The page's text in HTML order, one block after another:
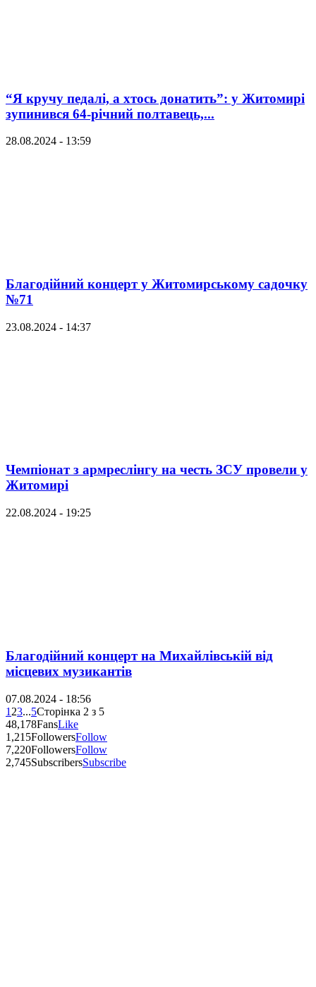
“Я кручу педалі, а хтось донатить”: у Житомирі
зупинився 64-річний полтавець,...
28.08.2024 - 13:59
Благодійний концерт у Житомирському садочку
№71
23.08.2024 - 14:37
Чемпіонат з армреслінгу на честь ЗСУ провели у
Житомирі
22.08.2024 - 19:25
Благодійний концерт на Михайлівській від
місцевих музикантів
07.08.2024 - 18:56
1 23...5Сторінка 2 з 5
48,178FansLike
1,215FollowersFollow
7,220FollowersFollow
2,745SubscribersSubscribe